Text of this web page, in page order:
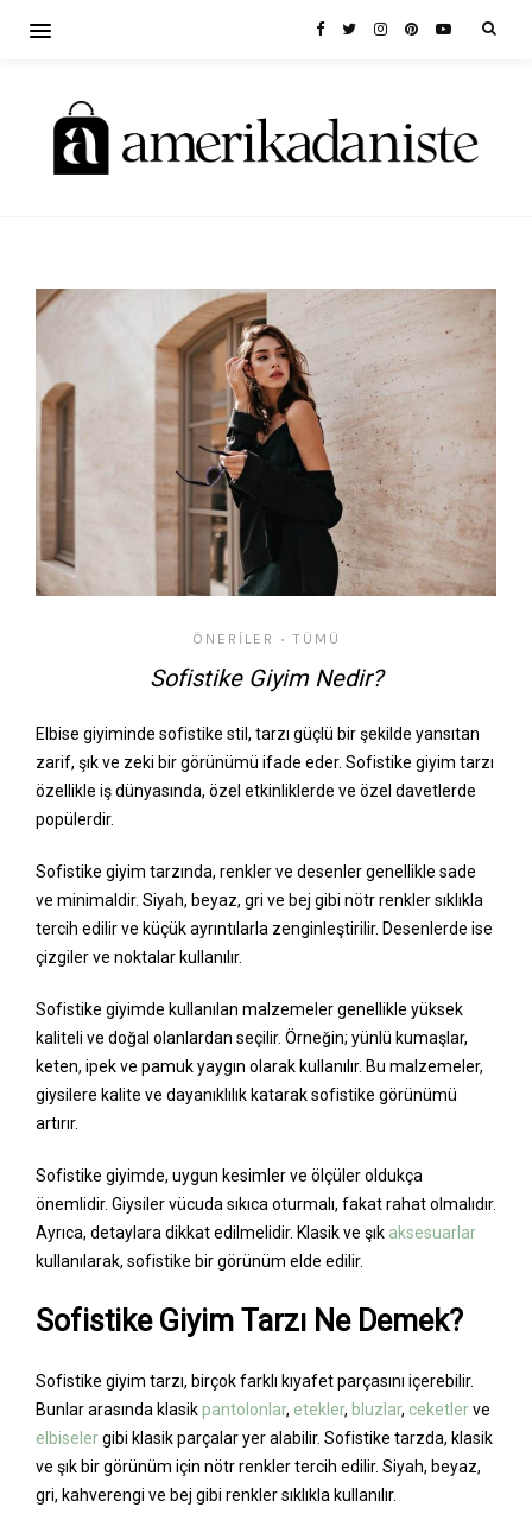
ÖNERILER • TÜMÜ
Sofistike Giyim Nedir?
Elbise giyiminde sofistike stil, tarzı güçlü bir şekilde yansıtan
zarif, şık ve zeki bir görünümü ifade eder. Sofistike giyim tarzı
özellikle iş dünyasında, özel etkinliklerde ve özel davetlerde
popülerdir.
Sofistike giyim tarzında, renkler ve desenler genellikle sade
ve minimaldir. Siyah, beyaz, gri ve bej gibi nötr renkler sıklıkla
tercih edilir ve küçük ayrıntılarla zenginleştirilir. Desenlerde ise
çizgiler ve noktalar kullanılır.
Sofistike giyimde kullanılan malzemeler genellikle yüksek
kaliteli ve doğal olanlardan seçilir. Örneğin; yünlü kumaşlar,
keten, ipek ve pamuk yaygın olarak kullanılır. Bu malzemeler,
giysilere kalite ve dayanıklılık katarak sofistike görünümü
artırır.
Sofistike giyimde, uygun kesimler ve ölçüler oldukça
önemlidir. Giysiler vücuda sıkıca oturmalı, fakat rahat olmalıdır.
Ayrıca, detaylara dikkat edilmelidir. Klasik ve şık aksesuarlar
kullanılarak, sofistike bir görünüm elde edilir.
Sofistike Giyim Tarzı Ne Demek?
Sofistike giyim tarzı, birçok farklı kıyafet parçasını içerebilir.
Bunlar arasında klasikpantolonlar, etekler, bluzlar, ceketlerve
elbiselergibi klasik parçalar yer alabilir. Sofistike tarzda, klasik
ve şık bir görünüm için nötr renkler tercih edilir. Siyah, beyaz,
gri, kahverengi ve bej gibi renkler sıklıkla kullanılır.